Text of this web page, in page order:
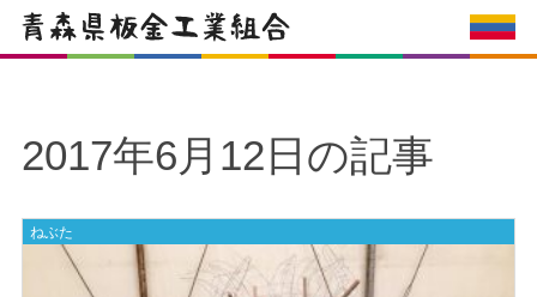
2017年6月12日の記事
ねぶた